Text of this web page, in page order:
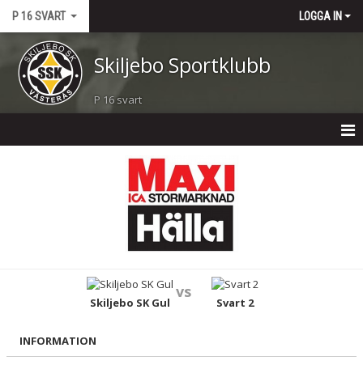
P 16 SVART LOGGA IN
Skiljebo Sportklubb
P 16 svart
BILDGALLERI
Skiljebo SK Gul
vs
Svart 2
INFORMATION